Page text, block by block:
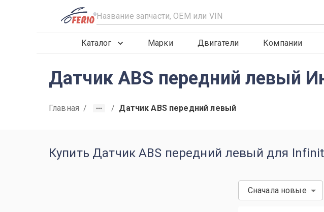
R
Каталог Марки Двигатели Компании
Датчик ABS передний левый
Главная / / Датчик ABS передний левый
Купить Датчик ABS передний левый для
Сначала новые